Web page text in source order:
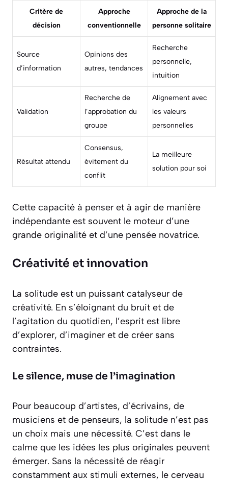
Critère de
décision
Approche
conventionnelle
Approche de la
personne solitaire
Source
d’information
Opinions des
autres, tendances
Recherche
personnelle,
intuition
Validation
Recherche de
l’approbation du
groupe
Alignement avec
les valeurs
personnelles
Résultat attendu
Consensus,
évitement du
conflit
La meilleure
solution pour soi
Cette capacité à penser et à agir de manière
indépendante est souvent le moteur d’une
grande originalité et d’une pensée novatrice.
Créativité et innovation
La solitude est un puissant catalyseur de
créativité. En s’éloignant du bruit et de
l’agitation du quotidien, l’esprit est libre
d’explorer, d’imaginer et de créer sans
contraintes.
Le silence, muse de l’imagination
Pour beaucoup d’artistes, d’écrivains, de
musiciens et de penseurs, la solitude n’est pas
un choix mais une nécessité. C’est dans le
calme que les idées les plus originales peuvent
émerger. Sans la nécessité de réagir
constamment aux stimuli externes, le cerveau